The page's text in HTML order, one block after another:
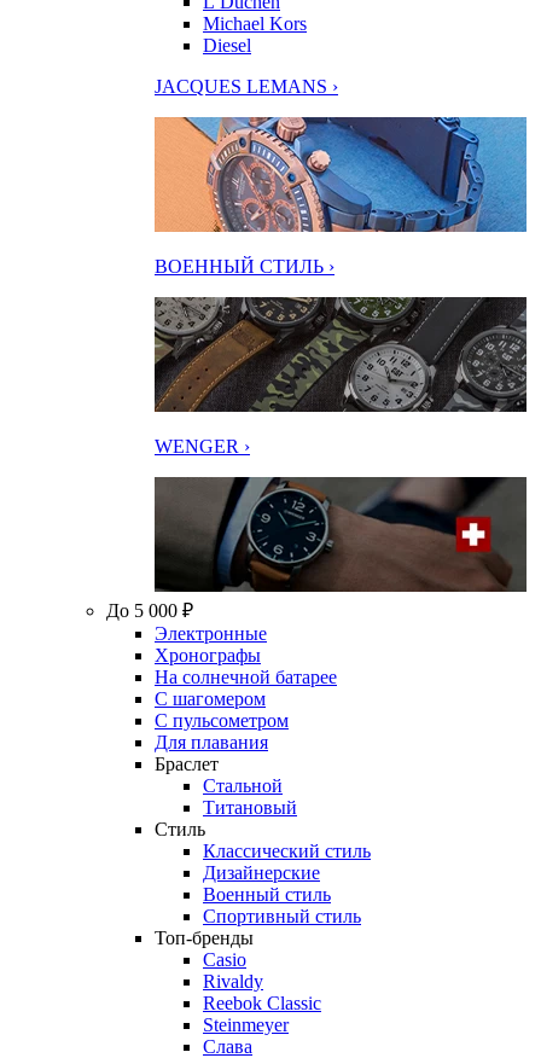
Michael Kors
Diesel
JACQUES LEMANS ›
ВОЕННЫЙ СТИЛЬ ›
WENGER ›
До 5 000 ₽
Электронные
Хронографы
На солнечной батарее
С шагомером
С пульсометром
Для плавания
Браслет
Стальной
Титановый
Стиль
Классический стиль
Дизайнерские
Военный стиль
Спортивный стиль
Топ-бренды
Casio
Rivaldy
Reebok Classic
Steinmeyer
Слава